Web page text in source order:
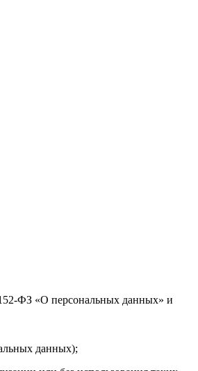
ФЗ «О персональных данных» и
данных);